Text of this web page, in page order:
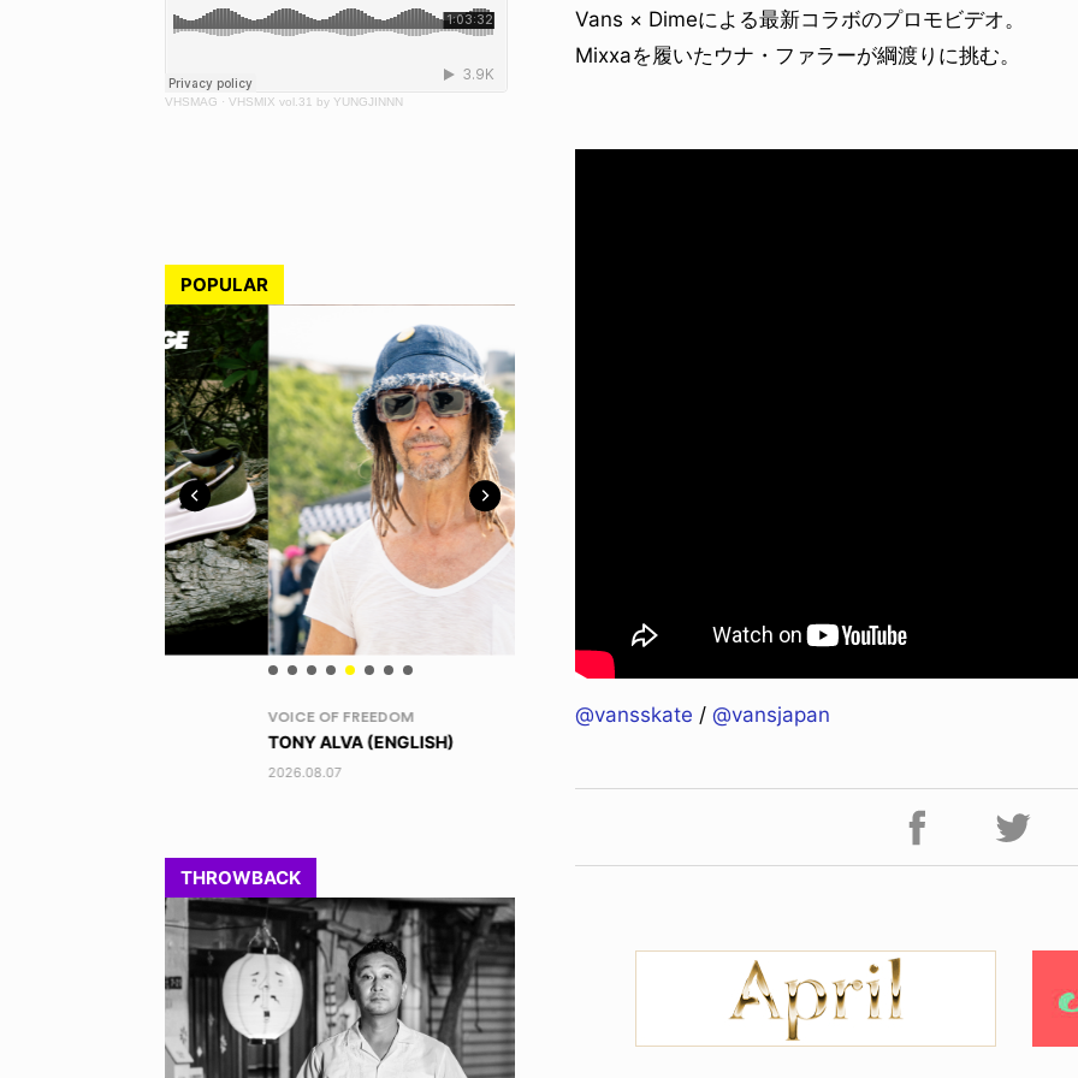
VHSMAG · VHSMIX vol.31 by YUNGJINNN
POPULAR
VOICE OF FREEDOM
TONY ALVA (ENGLISH)
RANDOM
THROWBACK
Vans × Dimeによる最新コラボのプロモビデオ。
Mixxaを履いたウナ・ファラーが綱渡りに挑む。
@vansskate / @vansjapan